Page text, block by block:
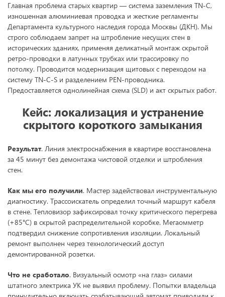
Главная проблема старых квартир — система заземления TN-C,
изношенная алюминиевая проводка и жесткие регламенты
Департамента культурного наследия города Москвы (ДКН). Мы
строго соблюдаем запрет на штробление несущих стен в
исторических зданиях, применяя деликатный монтаж скрытой
ретро-проводки в латунных трубках или трассировку по
потолку. Проводится модернизация щитовых с переходом на
систему TN-C-S и разделением PEN-проводника.
Предоставляется однолинейная схема (SLD) и акт скрытых работ.
Кейс: локализация и устранение
скрытого короткого замыкания
Результат. Линия электроснабжения в квартире восстановлена
за 45 минут без демонтажа чистовой отделки и штробления
стен.
Как мы его получили. Мастер задействовал инструментальную
диагностику. Трассоискатель определил точный маршрут кабеля
в стене. Тепловизор зафиксировал точку критического перегрева
(+85°C) в скрытой распределительной коробке. Мегаомметр
подтвердил снижение сопротивления изоляции. Локальный
ремонт выполнен через технологический доступ
демонтированной розетки.
Что не сработало. Визуальный осмотр «на глаз» силами
штатного электрика УК не выявил проблему. Попытки владельца